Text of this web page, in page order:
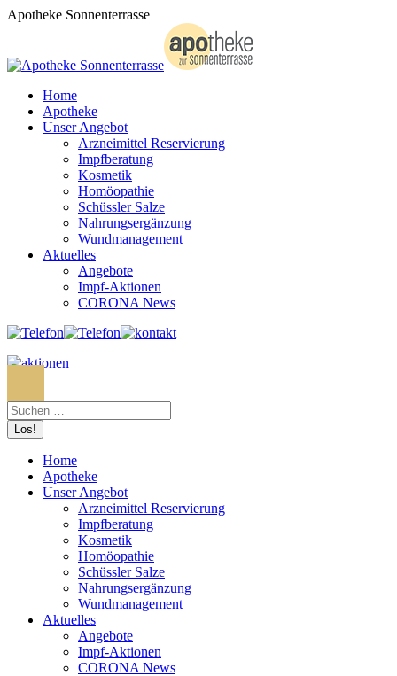
Zum
Apotheke Sonnenterrasse
Home
Apotheke
Unser Angebot
Arzneimittel Reservierung
Impfberatung
Kosmetik
Homöopathie
Schüssler Salze
Nahrungsergänzung
Wundmanagement
Aktuelles
Angebote
Impf-Aktionen
CORONA News
Home
Apotheke
Unser Angebot
Arzneimittel Reservierung
Impfberatung
Kosmetik
Homöopathie
Schüssler Salze
Nahrungsergänzung
Wundmanagement
Aktuelles
Angebote
Impf-Aktionen
CORONA News